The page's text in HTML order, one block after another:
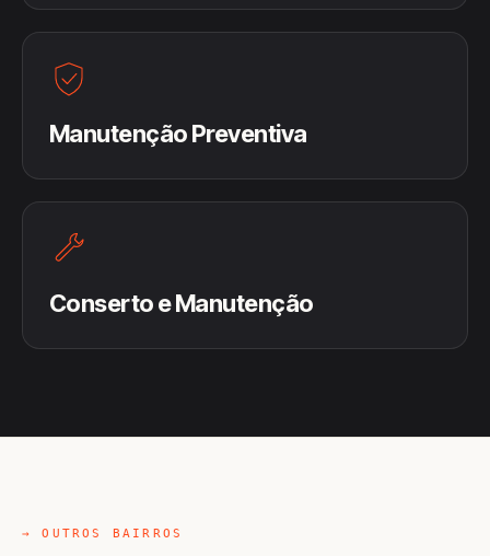
Manutenção Preventiva
Conserto e Manutenção
→ OUTROS BAIRROS